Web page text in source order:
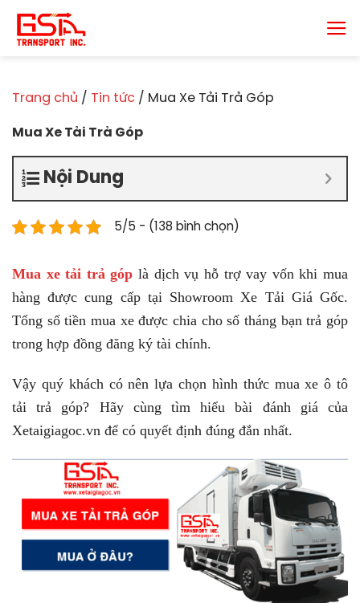
đến
nội
Trang chủ / Tin tức / Mua Xe Tải Trả Góp
Mua Xe Tải Trả Góp
Nội Dung
5/5 - (138 bình chọn)
Mua xe tải trả góp là dịch vụ hỗ trợ vay vốn khi mua
hàng được cung cấp tại Showroom Xe Tải Giá Gốc.
Tổng số tiền mua xe được chia cho số tháng bạn trả góp
trong hợp đồng đăng ký tài chính.
Vậy quý khách có nên lựa chọn hình thức mua xe ô tô
tải trả góp? Hãy cùng tìm hiểu bài đánh giá của
Xetaigiagoc.vn để có quyết định đúng đắn nhất.